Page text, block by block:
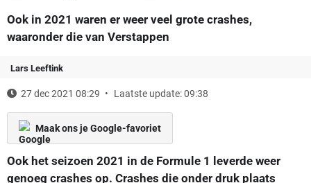
Ook in 2021 waren er weer veel grote crashes,
waaronder die van Verstappen
Lars Leeftink
27 dec 2021 08:29 Laatste update: 09:38
Maak ons je Google-favoriet
Ook het seizoen 2021 in de Formule 1 leverde weer
genoeg crashes op. Crashes die onder druk plaats